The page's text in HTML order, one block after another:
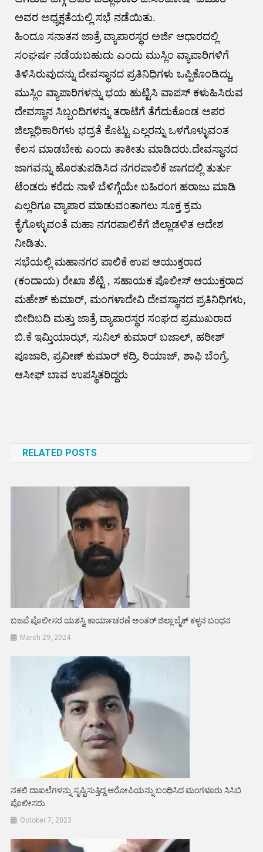
ಅವರ ಅಧ್ಯಕ್ಷತೆಯಲ್ಲಿ ಸಭೆ ನಡೆಯಿತು.
ಹಿಂದೂ ಸನಾತನ ಜಾತ್ರೆ ವ್ಯಾಪಾರಸ್ಥರ ಅರ್ಜಿ ಆಧಾರದಲ್ಲಿ
ಸಂಘರ್ಷ ನಡೆಯಬಹುದು ಎಂದು ಮುಸ್ಲಿಂ ವ್ಯಾಪಾರಿಗಳಿಗೆ
ತಿಳಿಸಿರುವುದನ್ನು ದೇವಸ್ಥಾನದ ಪ್ರತಿನಿಧಿಗಳು ಒಪ್ಪಿಕೊಂಡಿದ್ದು,
ಮುಸ್ಲಿಂ ವ್ಯಾಪಾರಿಗಳನ್ನು ಭಯ ಹುಟ್ಟಿಸಿ ವಾಪಸ್ ಕಳುಹಿಸಿರುವ
ದೇವಸ್ಥಾನ ಸಿಬ್ಬಂದಿಗಳನ್ನು ತರಾಟೆಗೆ ತೆಗೆದುಕೊಂಡ ಅಪರ
ಜಿಲ್ಲಾಧಿಕಾರಿಗಳು ಭದ್ರತೆ ಕೊಟ್ಟು ಎಲ್ಲರನ್ನು ಒಳಗೊಳ್ಳುವಂತ
ಕೆಲಸ ಮಾಡಬೇಕು ಎಂದು ತಾಕೀತು ಮಾಡಿದರು.ದೇವಸ್ಥಾನದ
ಜಾಗವನ್ನು ಹೊರತುಪಡಿಸಿದ ನಗರಪಾಲಿಕೆ ಜಾಗದಲ್ಲಿ ತುರ್ತು
ಟೆಂಡರು ಕರೆದು ನಾಳೆ ಬೆಳಿಗ್ಗೆಯೇ ಬಹಿರಂಗ ಹರಾಜು ಮಾಡಿ
ಎಲ್ಲರಿಗೂ ವ್ಯಾಪಾರ ಮಾಡುವಂತಾಗಲು ಸೂಕ್ತ ಕ್ರಮ
ಕೈಗೊಳ್ಳುವಂತೆ ಮಹಾ ನಗರಪಾಲಿಕೆಗೆ ಜಿಲ್ಲಾಡಳಿತ ಆದೇಶ
ನೀಡಿತು.
ಸಭೆಯಲ್ಲಿ ಮಹಾನಗರ ಪಾಲಿಕೆ ಉಪ ಆಯುಕ್ತರಾದ
(ಕಂದಾಯ) ರೇಖಾ ಶೆಟ್ಟಿ , ಸಹಾಯಕ ಪೊಲೀಸ್ ಆಯುಕ್ತರಾದ
ಮಹೇಶ್ ಕುಮಾರ್, ಮಂಗಳಾದೇವಿ ದೇವಸ್ಥಾನದ ಪ್ರತಿನಿಧಿಗಳು,
ಬೀದಿಬದಿ ಮತ್ತು ಜಾತ್ರೆ ವ್ಯಾಪಾರಸ್ಥರ ಸಂಘದ ಪ್ರಮುಖರಾದ
ಬಿ.ಕೆ ಇಮ್ತಿಯಾಝ್, ಸುನಿಲ್ ಕುಮಾರ್ ಬಜಾಲ್, ಹರೀಶ್
ಪೂಜಾರಿ, ಪ್ರವೀಣ್ ಕುಮಾರ್ ಕದ್ರಿ, ರಿಯಾಜ್, ಶಾಫಿ ಬೆಂಗ್ರೆ,
ಆಸೀಫ್ ಬಾವ ಉಪಸ್ಥಿತರಿದ್ದರು
RELATED POSTS
ಬಜಪೆ ಪೊಲೀಸರ ಯಶಸ್ವಿ ಕಾರ್ಯಾಚರಣೆ ಅಂತರ್ ಜಿಲ್ಲಾ ಬೈಕ್ ಕಳ್ಳನ ಬಂಧನ
March 29, 2024
ನಕಲಿ ದಾಖಲೆಗಳನ್ನು ಸೃಷ್ಟಿಸುತ್ತಿದ್ದ ಆರೋಪಿಯನ್ನು ಬಂಧಿಸಿದ ಮಂಗಳೂರು ಸಿಸಿಬಿ
ಪೊಲೀಸರು
October 7, 2023